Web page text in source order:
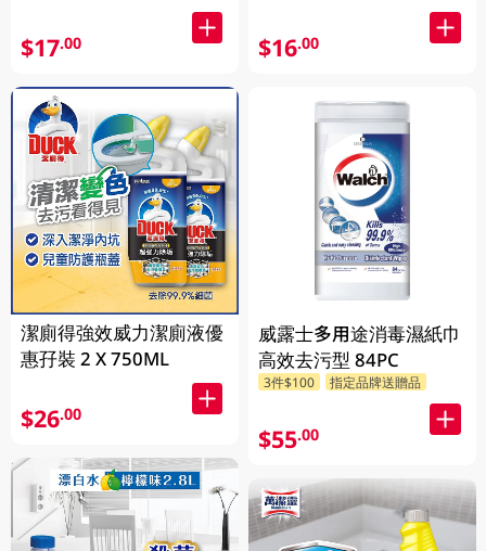
$17.00
潔廁得強效威力潔廁液優
惠孖裝 2 X 750ML
$26.00
$16.00
威露士多用途消毒濕紙巾
高效去污型 84PC
3件$100 指定品牌送贈品
$55.00